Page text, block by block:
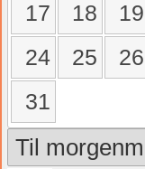
17
18 19
24
25 26
31